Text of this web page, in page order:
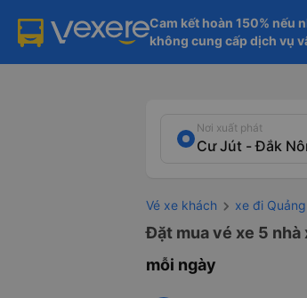
Cam kết hoàn 150% nếu
không cung cấp dịch vụ
Nơi xuất phát
Vé xe khách xe đi
Đặt mua vé xe 5
mỗi ngày